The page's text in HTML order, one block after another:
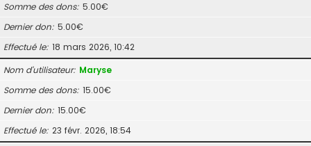
Somme des dons 5.00€
Dernier don 5.00€
Effectué le 18 mars 2026, 10:42
Nom d’utilisateur Maryse
Somme des dons 15.00€
Dernier don 15.00€
Effectué le 23 févr. 2026, 18:54